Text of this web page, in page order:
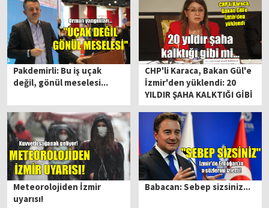
Pakdemirli: Bu iş uçak
değil, gönül meselesi...
CHP'li Karaca, Bakan Gül'e
İzmir'den yüklendi: 20
YILDIR ŞAHA KALKTIĞI GİBİ
Mİ KALACAK!
Meteorolojiden İzmir
uyarısı!
Babacan: Sebep sizsiniz...